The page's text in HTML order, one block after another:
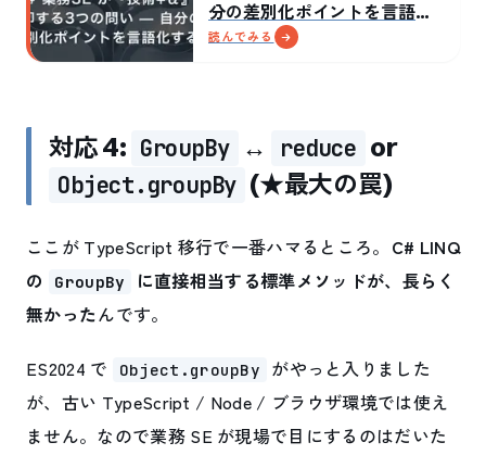
分の差別化ポイントを言語化
した話
読んでみる
対応 4: GroupBy ↔ reduce or
Object.groupBy (★最大の罠)
ここが TypeScript 移行で一番ハマるところ。 C# LINQ
の
GroupBy
に直接相当する標準メソッドが、長らく
無かったんです。
ES2024 で Object.groupBy
がやっと入りました
が、古い TypeScript / Node / ブラウザ環境では使え
ません。なので業務 SE が現場で目にするのはだいた